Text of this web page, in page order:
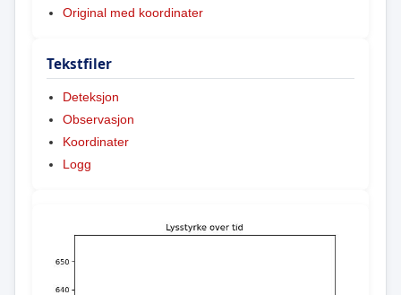
Original med koordinater
Tekstfiler
Deteksjon
Observasjon
Koordinater
Logg